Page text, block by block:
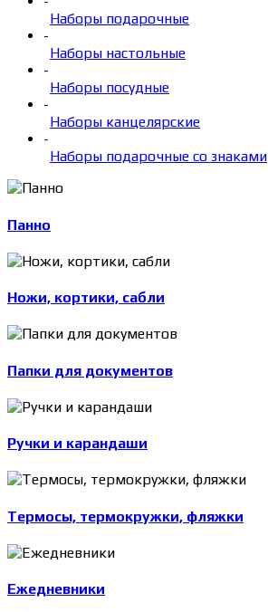
Наборы подарочные
-
Наборы настольные
-
Наборы посудные
-
Наборы канцелярские
-
Наборы подарочные со знаками
Панно
Ножи, кортики, сабли
Папки для документов
Ручки и карандаши
Термосы, термокружки, фляжки
Ежедневники